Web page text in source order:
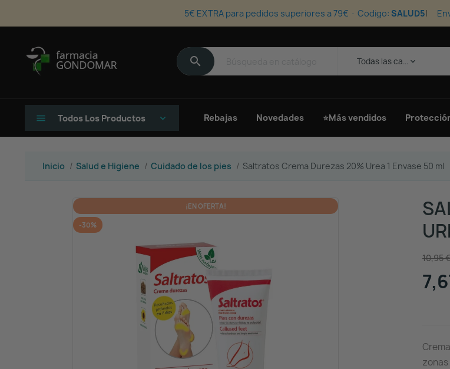
5€ EXTRA para pedidos superiores a 79€ · Codigo: SALUD5
search Todas las ca... keyboard_arrow_down
menu Todos Los Productos keyboard_arrow_down Rebajas Novedades ⭐Más vendidos
Inicio Salud e Higiene Cuidado de los pies Saltratos Crema Durezas 20% Urea 1 Envase 50 ml
¡EN OFERTA!
-30%
10,95